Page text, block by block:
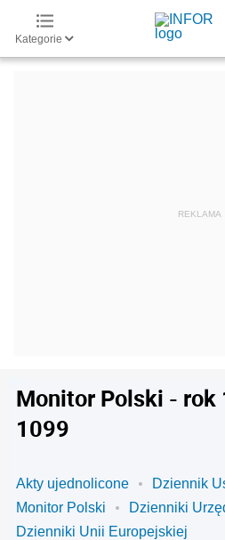
Kategorie
Monitor Polski - rok
1099
Akty ujednolicone
Dziennik
Monitor Polski
Dzienniki
Dzienniki Unii Europejskiej